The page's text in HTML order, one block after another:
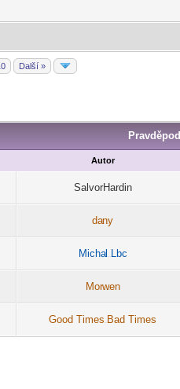
Další »
Autor
SalvorHardin
dany
Michal Lbc
Morwen
Good Times Bad Times